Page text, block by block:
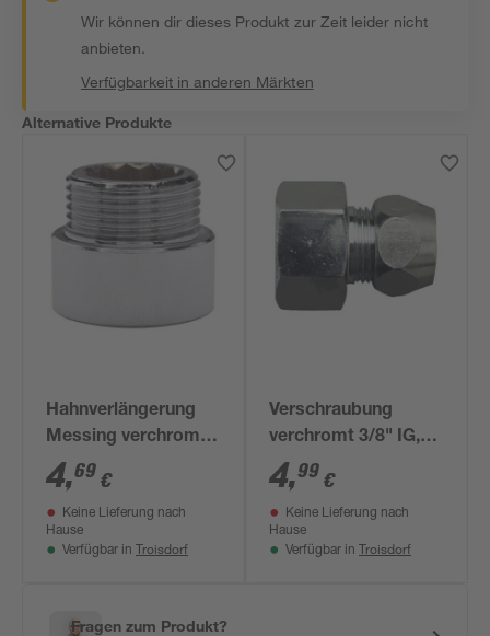
Wir können dir dieses Produkt zur Zeit leider nicht
anbieten.
Verfügbarkeit in anderen Märkten
Alternative Produkte
Hahnverlängerung
Messing verchromt
3/4" x Ø 20 mm
4,69 €
Keine Lieferung nach
Hause
Verfügbar in Troisdorf
Verschraubung
verchromt 3/8" IG,
3/8" IG/AG Ø 10 mm
4,99 €
Keine Lieferung nach
Hause
Verfügbar in Troisdorf
Fragen zum Produkt?